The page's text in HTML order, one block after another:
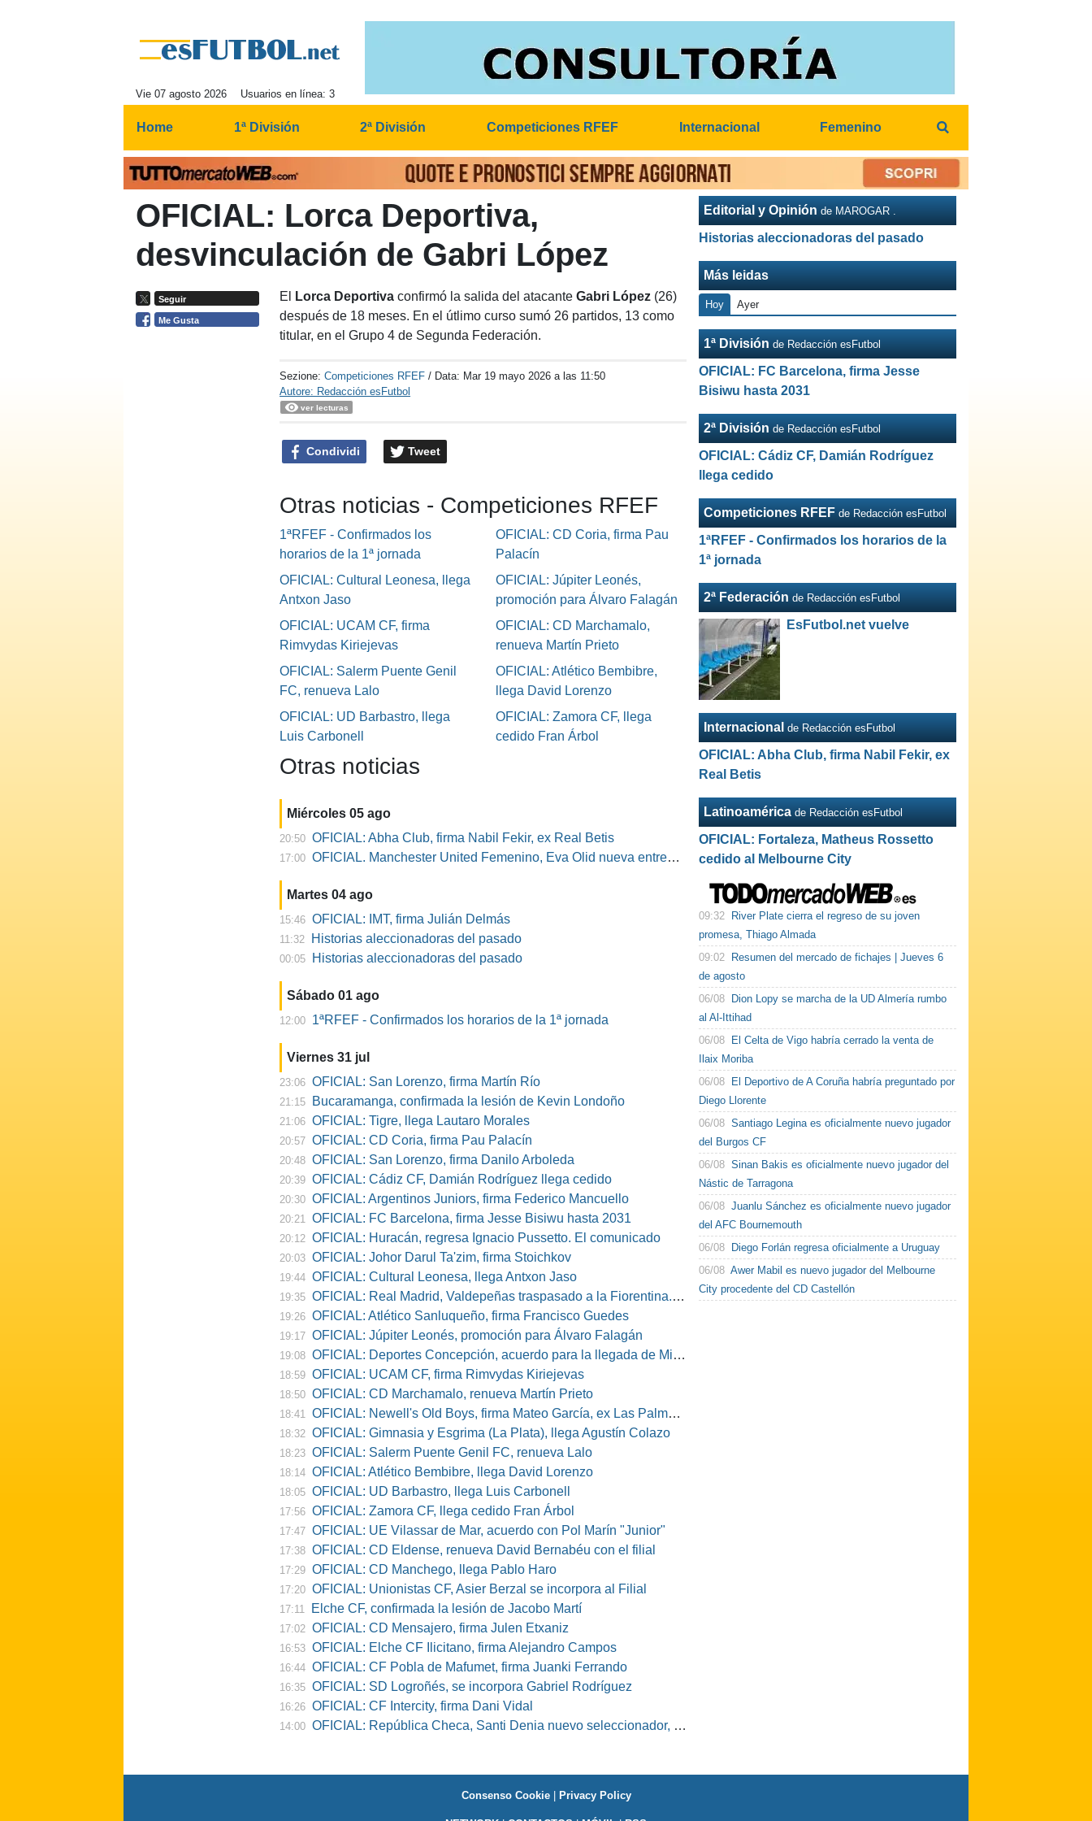
Vie 07 agosto 2026 Usuarios en línea: 3
Home 1ª División 2ª División Competiciones RFEF Internacional Femenino
OFICIAL: Lorca Deportiva,
desvinculación de Gabri López
Seguir
Me Gusta
El Lorca Deportiva confirmó la salida del atacanteGabri López (26)
después de 18 meses. En el útlimo curso sumó 26 partidos, 13 como
titular, en el Grupo 4 de Segunda Federación.
Sezione:Competiciones RFEF / Data: Mar 19 mayo 2026 a las 11:50
Autore: Redacción esFutbol
ver lecturas
Condividi Tweet
Otras noticias - Competiciones RFEF
1ªRFEF - Confirmados los
horarios de la 1ª jornada
OFICIAL: CD Coria, firma Pau
Palacín
OFICIAL: Cultural Leonesa, llega
Antxon Jaso
OFICIAL: Júpiter Leonés,
promoción para Álvaro Falagán
OFICIAL: UCAM CF, firma
Rimvydas Kiriejevas
OFICIAL: CD Marchamalo,
renueva Martín Prieto
OFICIAL: Salerm Puente Genil
FC, renueva Lalo
OFICIAL: Atlético Bembibre,
llega David Lorenzo
OFICIAL: UD Barbastro, llega
Luis Carbonell
OFICIAL: Zamora CF, llega
cedido Fran Árbol
Otras noticias
Miércoles 05 ago
20:50 OFICIAL: Abha Club, firma Nabil Fekir, ex Real Betis
17:00 OFICIAL. Manchester United Femenino, Eva Olid nueva entrenadora
Martes 04 ago
15:46 OFICIAL: IMT, firma Julián Delmás
11:32 Historias aleccionadoras del pasado
00:05 Historias aleccionadoras del pasado
Sábado 01 ago
12:00 1ªRFEF - Confirmados los horarios de la 1ª jornada
Viernes 31 jul
23:06 OFICIAL: San Lorenzo, firma Martín Río
21:15 Bucaramanga, confirmada la lesión de Kevin Londoño
21:06 OFICIAL: Tigre, llega Lautaro Morales
20:57 OFICIAL: CD Coria, firma Pau Palacín
20:48 OFICIAL: San Lorenzo, firma Danilo Arboleda
20:39 OFICIAL: Cádiz CF, Damián Rodríguez llega cedido
20:30 OFICIAL: Argentinos Juniors, firma Federico Mancuello
20:21 OFICIAL: FC Barcelona, firma Jesse Bisiwu hasta 2031
20:12 OFICIAL: Huracán, regresa Ignacio Pussetto. El comunicado
20:03 OFICIAL: Johor Darul Ta'zim, firma Stoichkov
19:44 OFICIAL: Cultural Leonesa, llega Antxon Jaso
19:35 OFICIAL: Real Madrid, Valdepeñas traspasado a la Fiorentina. El comunicado
19:26 OFICIAL: Atlético Sanluqueño, firma Francisco Guedes
19:17 OFICIAL: Júpiter Leonés, promoción para Álvaro Falagán
19:08 OFICIAL: Deportes Concepción, acuerdo para la llegada de Miguel Barbieri
18:59 OFICIAL: UCAM CF, firma Rimvydas Kiriejevas
18:50 OFICIAL: CD Marchamalo, renueva Martín Prieto
18:41 OFICIAL: Newell's Old Boys, firma Mateo García, ex Las Palmas, Osasuna o Alcorcón
18:32 OFICIAL: Gimnasia y Esgrima (La Plata), llega Agustín Colazo
18:23 OFICIAL: Salerm Puente Genil FC, renueva Lalo
18:14 OFICIAL: Atlético Bembibre, llega David Lorenzo
18:05 OFICIAL: UD Barbastro, llega Luis Carbonell
17:56 OFICIAL: Zamora CF, llega cedido Fran Árbol
17:47 OFICIAL: UE Vilassar de Mar, acuerdo con Pol Marín "Junior"
17:38 OFICIAL: CD Eldense, renueva David Bernabéu con el filial
17:29 OFICIAL: CD Manchego, llega Pablo Haro
17:20 OFICIAL: Unionistas CF, Asier Berzal se incorpora al Filial
17:11 Elche CF, confirmada la lesión de Jacobo Martí
17:02 OFICIAL: CD Mensajero, firma Julen Etxaniz
16:53 OFICIAL: Elche CF Ilicitano, firma Alejandro Campos
16:44 OFICIAL: CF Pobla de Mafumet, firma Juanki Ferrando
16:35 OFICIAL: SD Logroñés, se incorpora Gabriel Rodríguez
16:26 OFICIAL: CF Intercity, firma Dani Vidal
14:00 OFICIAL: República Checa, Santi Denia nuevo seleccionador, Pablo Amo su ayudante
Editorial y Opinión de MAROGAR .
Historias aleccionadoras del pasado
Más leidas
Hoy Ayer
1ª División de Redacción esFutbol
OFICIAL: FC Barcelona, firma Jesse
Bisiwu hasta 2031
2ª División de Redacción esFutbol
OFICIAL: Cádiz CF, Damián Rodríguez
llega cedido
Competiciones RFEF de Redacción esFutbol
1ªRFEF - Confirmados los horarios de la
1ª jornada
2ª Federación de Redacción esFutbol
EsFutbol.net vuelve
Internacional de Redacción esFutbol
OFICIAL: Abha Club, firma Nabil Fekir, ex
Real Betis
Latinoamérica de Redacción esFutbol
OFICIAL: Fortaleza, Matheus Rossetto
cedido al Melbourne City
09:32
River Plate cierra el regreso de su joven
promesa, Thiago Almada
09:02
Resumen del mercado de fichajes | Jueves 6
de agosto
06/08
Dion Lopy se marcha de la UD Almería rumbo
al Al-Ittihad
06/08
El Celta de Vigo habría cerrado la venta de
Ilaix Moriba
06/08
El Deportivo de A Coruña habría preguntado por
Diego Llorente
06/08 Santiago Legina es oficialmente nuevo jugador
del Burgos CF
06/08 Sinan Bakis es oficialmente nuevo jugador del
Nástic de Tarragona
06/08 Juanlu Sánchez es oficialmente nuevo jugador
del AFC Bournemouth
06/08
Diego Forlán regresa oficialmente a Uruguay
06/08 Awer Mabil es nuevo jugador del Melbourne
City procedente del CD Castellón
Consenso Cookie| Privacy Policy